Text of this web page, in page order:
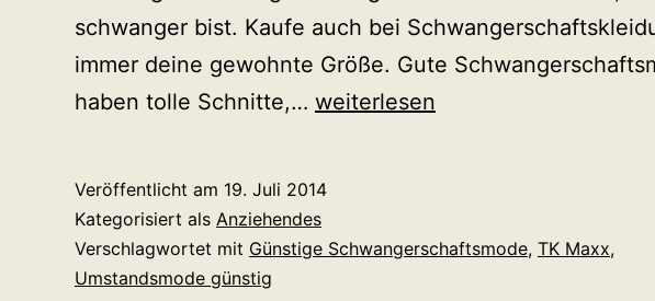
schwanger bist. Kaufe auch bei
immer deine gewohnte Größe. Gute
haben tolle Schnitte,… #mebyme:
für
ein
weiterlesen
Veröffentlicht am 19. Juli 2014
Kategorisiert als Anziehendes
Verschlagwortet mit Günstige Schwangerschaftsmode, TK Maxx,
Umstandsmode günstig